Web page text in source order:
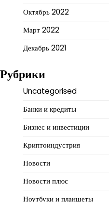
Октябрь 2022
Март 2022
Декабрь 2021
Рубрики
Uncategorised
Банки и кредиты
Бизнес и инвестиции
Криптоиндустрия
Новости
Новости плюс
Ноутбуки и планшеты